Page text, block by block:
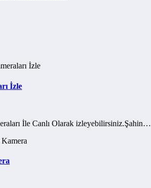
İzle
İle Canlı Olarak izleyebilirsiniz.Şahin…